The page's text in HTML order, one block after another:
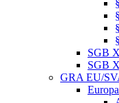
SGB
SGB
GRA EU/